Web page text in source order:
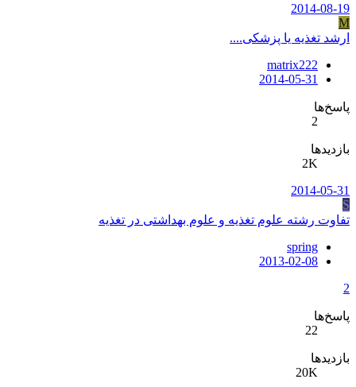
2014-08-19
M
ارشد تغذیه یا پزشکی....
matrix222
2014-05-31
پاسخ‌ها
2
بازدیدها
2K
2014-05-31
S
تفاوت رشته علوم تغذیه و علوم بهداشتی در تغذیه
spring
2013-02-08
2
پاسخ‌ها
22
بازدیدها
20K